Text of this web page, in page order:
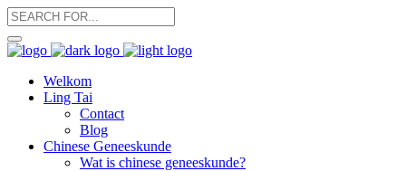
Welkom
Ling Tai
Contact
Blog
Chinese Geneeskunde
Wat is chinese geneeskunde?